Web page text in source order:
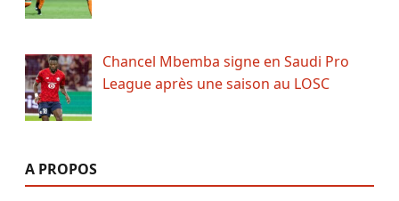
Chancel Mbemba signe en Saudi Pro
League après une saison au LOSC
A PROPOS